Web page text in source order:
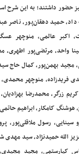
حضور داشتند؛ به این
داد، حمید دهقان‌پور، ناصر
اکبر عالمی، منوچهر
واحد، مرتضی‌پور اطهری،
مجید بهمن‌پور، کمال حاج
فریدزاده، منوچهر
زرگر، محمدرضا
کامکار، ابراهیم
رسول ملاقلی‌پور،
الله حمید‌نژاد، سید
کیارستمی، مجید